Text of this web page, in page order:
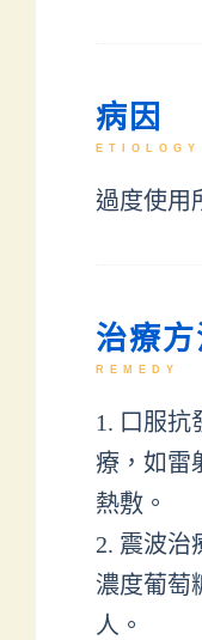
病因
ETIOLOGY
過度使用
治療方
REMEDY
1. 口服抗
療，如雷
熱敷。
2. 震波治
濃度葡萄
人。